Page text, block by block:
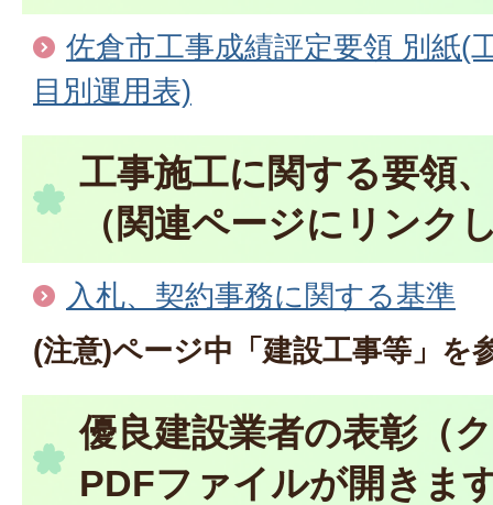
佐倉市工事成績評定要領 別紙(
目別運用表)
工事施工に関する要領
（関連ページにリンク
入札、契約事務に関する基準
(注意)ページ中「建設工事等」を
優良建設業者の表彰（
PDFファイルが開きま